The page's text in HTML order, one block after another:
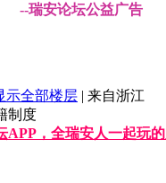
--瑞安论坛公益广告
示全部楼层 | 来自浙江
制度
APP，全瑞安人一起玩